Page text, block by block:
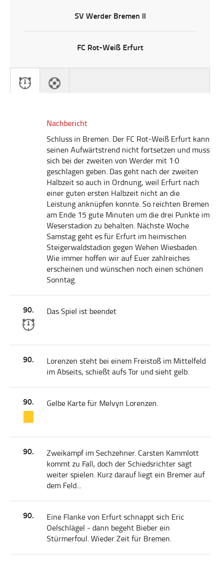
SV Werder Bremen II
FC Rot-Weiß Erfurt
Nachbericht
Schluss in Bremen. Der FC Rot-Weiß Erfurt kann
seinen Aufwärtstrend nicht fortsetzen und muss
sich bei der zweiten von Werder mit 1:0
geschlagen geben. Das geht nach der zweiten
Halbzeit so auch in Ordnung, weil Erfurt nach
einer guten ersten Halbzeit nicht an die
Leistung anknüpfen konnte. So reichten Bremen
am Ende 15 gute Minuten um die drei Punkte im
Weserstadion zu behalten. Nächste Woche
Samstag geht es für Erfurt im heimischen
Steigerwaldstadion gegen Wehen Wiesbaden.
Wie immer hoffen wir auf Euer zahlreiches
erscheinen und wünschen noch einen schönen
Sonntag.
90. Das Spiel ist beendet
90.
Lorenzen steht bei einem Freistoß im Mittelfeld
im Abseits, schießt aufs Tor und sieht gelb.
90. Gelbe Karte für Melvyn Lorenzen.
90.
Zweikampf im Sechzehner. Carsten Kammlott
kommt zu Fall, doch der Schiedsrichter sagt
weiter spielen. Kurz darauf liegt ein Bremer auf
dem Feld...
90.
Eine Flanke von Erfurt schnappt sich Eric
Oelschlägel - dann begeht Bieber ein
Stürmerfoul. Wieder Zeit für Bremen.